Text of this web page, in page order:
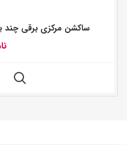
ساکشن مرکزی برقی چند